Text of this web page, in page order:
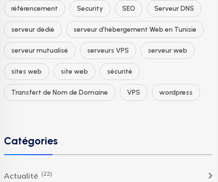
référencement Security SEO Serveur DNS
serveur dédié serveur d’hébergement Web en Tunisie
serveur mutualisé serveurs VPS serveur web
sites web site web sécurité
Transfert de Nom de Domaine VPS wordpress
Catégories
Actualité (22)